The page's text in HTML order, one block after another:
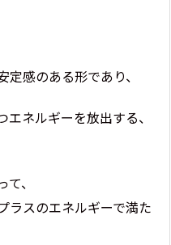
感のある形であり、
ネルギーを放出する、
、
ラスのエネルギーで満た